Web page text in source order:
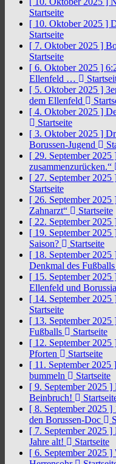
Startseite
[ 10. Oktober 2025 ]
Startseite
[ 7. Oktober 2025 ]
Startseite
[ 6. Oktober 2025 ]
Ellenfeld …
[ 5. Oktober 2025 ]
dem Ellenfeld
[ 4. Oktober 2025 ]
Startseite
[ 3. Oktober 2025 ]
Borussen-Jugend
[ 29. September 2025
zusammenzurücken.“
[ 27. September 2025
Startseite
[ 26. September 2025
Zahnarzt“
Startseite
[ 22. September 2025
[ 19. September 2025
Saison?
Startseite
[ 18. September 2025
Denkmal des Fußballs
[ 15. September 2025
Ellenfeld und Borussia
[ 14. September 2025
Startseite
[ 13. September 2025
Fußballs
Startseite
[ 12. September 2025
Pforten
Startseite
[ 11. September 2025 ]
bummeln
Startseite
[ 9. September 2025 ]
Beinbruch!
[ 8. September 2025 ]
den Borussen-Doc
[ 7. September 2025 ]
Jahre alt!
Startseite
[ 6. September 2025 ]